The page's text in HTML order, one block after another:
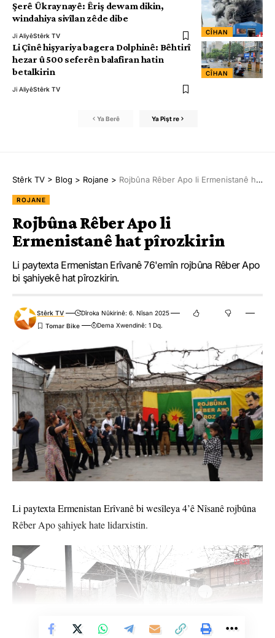
CÎHAN
Şerê Ûkraynayê: Êriş dewam dikin,
windahiya sivîlan zêde dibe
Ji AliyêStêrk TV
CÎHAN
Li Çînê hişyariya bagera Dolphinê: Bêhtirî
hezar û 500 seferên balafiran hatin
betalkirin
Ji AliyêStêrk TV
Ya Berê Ya Pişt re
Stêrk TV > Blog > Rojane > Rojbûna Rêber Apo li Ermenistanê hat pîrozkirin
ROJANE
Rojbûna Rêber Apo li
Ermenistanê hat pîrozkirin
Li paytexta Ermenistan Erîvanê 76'emîn rojbûna Rêber Apo
bi şahiyekê hat pîrozkirin.
Stêrk TV
Dîroka Nûkirinê: 6. Nîsan 2025
Dema Xwendinê: 1 Dq.
Li paytexta Ermenistan Erîvanê bi wesîleya 4’ê Nîsanê rojbûna
Rêber Apo şahiyek hate lidarxistin.
Vê Nûçeyê Bixwîne